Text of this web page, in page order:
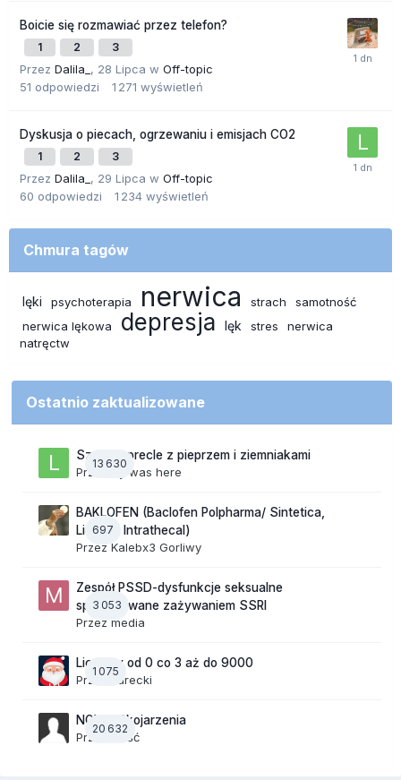
Boicie się rozmawiać przez telefon?
1 2 3
Przez Dalila_ , 28 Lipca w Off-topic
51 odpowiedzi 1 271 wyświetleń
Dyskusja o piecach, ogrzewaniu i emisjach CO2
1 2 3
Przez Dalila_ , 29 Lipca w Off-topic
60 odpowiedzi 1 234 wyświetleń
Chmura tagów
lęki psychoterapia nerwica strach
samotność
nerwica lękowa
depresja lęk stres
nerwica
natręctw
Ostatnio zaktualizowane
13 630
Szalone precle z pieprzem i ziemniakami
Przez lily was here
697
BAKLOFEN (Baclofen Polpharma/ Sintetica,
Lioresal Intrathecal)
Przez Kalebx3 Gorliwy
3 053
Zespół PSSD-dysfunkcje seksualne
spowodowane zażywaniem SSRI
Przez media
1 075
Liczymy od 0 co 3 aż do 9000
Przez Jurecki
20 632
NOWE Skojarzenia
Przez Gość